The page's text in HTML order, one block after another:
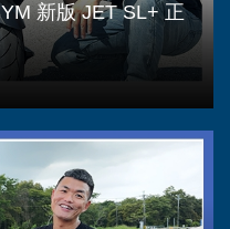
新版 JET SL+ 正